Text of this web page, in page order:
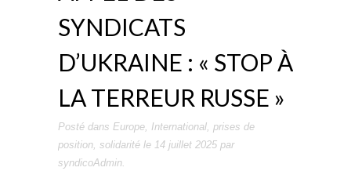
SYNDICATS
D’UKRAINE : « STOP À
LA TERREUR RUSSE »
Posté dans Europe, International, prises de
position, solidarité le 14 juillet 2025 par
syndicoAdmin.